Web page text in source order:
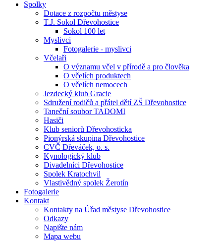
Spolky
Dotace z rozpočtu městyse
T.J. Sokol Dřevohostice
Sokol 100 let
Myslivci
Fotogalerie - myslivci
Včelaři
O významu včel v přírodě a pro člověka
O včelích produktech
O včelích nemocech
Jezdecký klub Gracie
Sdružení rodičů a přátel dětí ZŠ Dřevohostice
Taneční soubor TADOMI
Hasiči
Klub seniorů Dřevohosticka
Pionýrská skupina Dřevohostice
CVČ Dřeváček, o. s.
Kynologický klub
Divadelníci Dřevohostice
Spolek Kratochvil
Vlastivědný spolek Žerotín
Fotogalerie
Kontakt
Kontakty na Úřad městyse Dřevohostice
Odkazy
Napište nám
Mapa webu